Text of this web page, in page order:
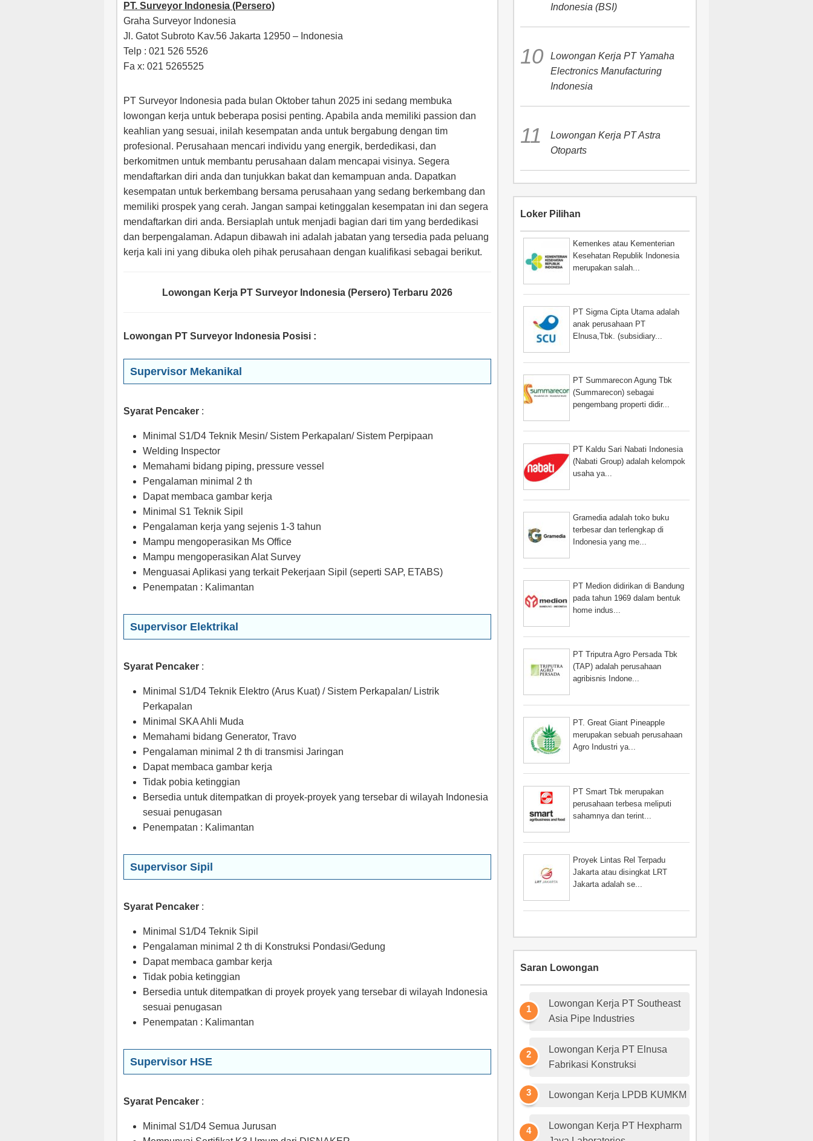
PT. Surveyor Indonesia (Persero)
Graha Surveyor Indonesia
Jl. Gatot Subroto Kav.56 Jakarta 12950 – Indonesia
Telp : 021 526 5526
Fa x: 021 5265525
PT Surveyor Indonesia pada bulan Oktober tahun 2025 ini sedang membuka
lowongan kerja untuk beberapa posisi penting. Apabila anda memiliki passion dan
keahlian yang sesuai, inilah kesempatan anda untuk bergabung dengan tim
profesional. Perusahaan mencari individu yang energik, berdedikasi, dan
berkomitmen untuk membantu perusahaan dalam mencapai visinya. Segera
mendaftarkan diri anda dan tunjukkan bakat dan kemampuan anda. Dapatkan
kesempatan untuk berkembang bersama perusahaan yang sedang berkembang dan
memiliki prospek yang cerah. Jangan sampai ketinggalan kesempatan ini dan segera
mendaftarkan diri anda. Bersiaplah untuk menjadi bagian dari tim yang berdedikasi
dan berpengalaman. Adapun dibawah ini adalah jabatan yang tersedia pada peluang
kerja kali ini yang dibuka oleh pihak perusahaan dengan kualifikasi sebagai berikut.
Lowongan Kerja PT Surveyor Indonesia (Persero) Terbaru 2026
Lowongan PT Surveyor Indonesia Posisi :
Supervisor Mekanikal
Syarat Pencaker :
Minimal S1/D4 Teknik Mesin/ Sistem Perkapalan/ Sistem Perpipaan
Welding Inspector
Memahami bidang piping, pressure vessel
Pengalaman minimal 2 th
Dapat membaca gambar kerja
Minimal S1 Teknik Sipil
Pengalaman kerja yang sejenis 1-3 tahun
Mampu mengoperasikan Ms Office
Mampu mengoperasikan Alat Survey
Menguasai Aplikasi yang terkait Pekerjaan Sipil (seperti SAP, ETABS)
Penempatan : Kalimantan
Supervisor Elektrikal
Syarat Pencaker :
Minimal S1/D4 Teknik Elektro (Arus Kuat) / Sistem Perkapalan/ Listrik
Perkapalan
Minimal SKA Ahli Muda
Memahami bidang Generator, Travo
Pengalaman minimal 2 th di transmisi Jaringan
Dapat membaca gambar kerja
Tidak pobia ketinggian
Bersedia untuk ditempatkan di proyek-proyek yang tersebar di wilayah Indonesia
sesuai penugasan
Penempatan : Kalimantan
Supervisor Sipil
Syarat Pencaker :
Minimal S1/D4 Teknik Sipil
Pengalaman minimal 2 th di Konstruksi Pondasi/Gedung
Dapat membaca gambar kerja
Tidak pobia ketinggian
Bersedia untuk ditempatkan di proyek proyek yang tersebar di wilayah Indonesia
sesuai penugasan
Penempatan : Kalimantan
Supervisor HSE
Syarat Pencaker :
Minimal S1/D4 Semua Jurusan
Indonesia (BSI)
Lowongan Kerja PT Yamaha
Electronics Manufacturing
Indonesia
Lowongan Kerja PT Astra
Otoparts
Loker Pilihan
Kemenkes atau Kementerian
Kesehatan Republik Indonesia
merupakan salah...
PT Sigma Cipta Utama adalah
anak perusahaan PT
Elnusa,Tbk. (subsidiary...
PT Summarecon Agung Tbk
(Summarecon) sebagai
pengembang properti didir...
PT Kaldu Sari Nabati Indonesia
(Nabati Group) adalah kelompok
usaha ya...
Gramedia adalah toko buku
terbesar dan terlengkap di
Indonesia yang me...
PT Medion didirikan di Bandung
pada tahun 1969 dalam bentuk
home indus...
PT Triputra Agro Persada Tbk
(TAP) adalah perusahaan
agribisnis Indone...
PT. Great Giant Pineapple
merupakan sebuah perusahaan
Agro Industri ya...
PT Smart Tbk merupakan
perusahaan terbesa meliputi
sahamnya dan terint...
Proyek Lintas Rel Terpadu
Jakarta atau disingkat LRT
Jakarta adalah se...
Saran Lowongan
Lowongan Kerja PT Southeast
Asia Pipe Industries
Lowongan Kerja PT Elnusa
Fabrikasi Konstruksi
Lowongan Kerja LPDB KUMKM
Lowongan Kerja PT Hexpharm